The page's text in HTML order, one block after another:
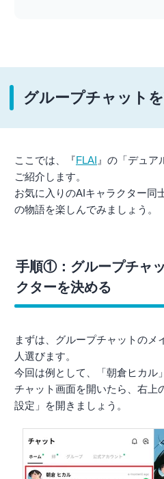
グループチャット
ここでは、『FLAI』の「デュア
ご紹介します。
お気に入りのAIキャラクター同
の物語を楽しんでみましょう。
手順①：グループチャ
クターを決める
まずは、グループチャットのメ
人選びます。
今回は例として、「朝倉ヒカル
チャット画面を開いたら、右上
設定」を開きましょう。